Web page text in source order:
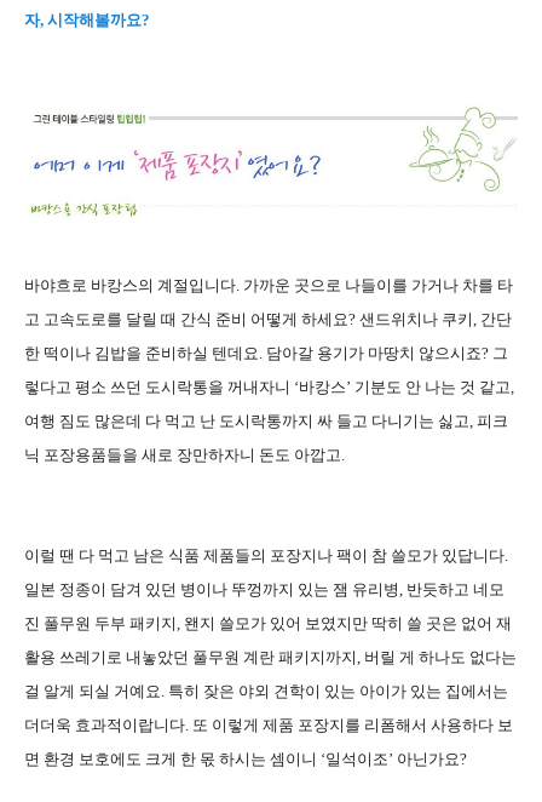
자, 시작해볼까요?
바야흐로 바캉스의 계절입니다. 가까운 곳으로 나들이를 가거나 차를 타
고 고속도로를 달릴 때 간식 준비 어떻게 하세요? 샌드위치나 쿠키, 간단
한 떡이나 김밥을 준비하실 텐데요. 담아갈 용기가 마땅치 않으시죠? 그
렇다고 평소 쓰던 도시락통을 꺼내자니 ‘바캉스’ 기분도 안 나는 것 같고,
여행 짐도 많은데 다 먹고 난 도시락통까지 싸 들고 다니기는 싫고, 피크
닉 포장용품들을 새로 장만하자니 돈도 아깝고.
이럴 땐 다 먹고 남은 식품 제품들의 포장지나 팩이 참 쓸모가 있답니다.
일본 정종이 담겨 있던 병이나 뚜껑까지 있는 잼 유리병, 반듯하고 네모
진 풀무원 두부 패키지, 왠지 쓸모가 있어 보였지만 딱히 쓸 곳은 없어 재
활용 쓰레기로 내놓았던 풀무원 계란 패키지까지, 버릴 게 하나도 없다는
걸 알게 되실 거예요. 특히 잦은 야외 견학이 있는 아이가 있는 집에서는
더더욱 효과적이랍니다. 또 이렇게 제품 포장지를 리폼해서 사용하다 보
면 환경 보호에도 크게 한 몫 하시는 셈이니 ‘일석이조’ 아닌가요?